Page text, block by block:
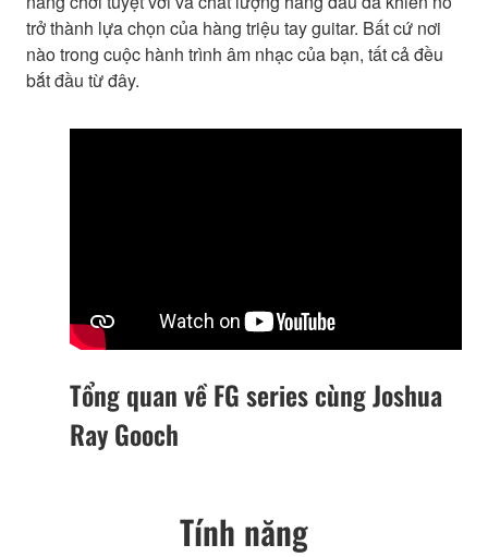
trở thành lựa chọn của hàng triệu tay guitar. Bất cứ nơi
nào trong cuộc hành trình âm nhạc của bạn, tất cả đều
bắt đầu từ đây.
Tổng quan về FG series cùng Joshua
Ray Gooch
Tính năng